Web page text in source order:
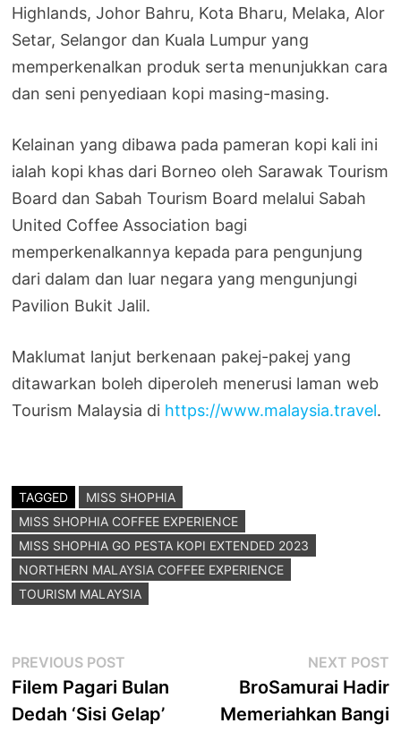
Highlands, Johor Bahru, Kota Bharu, Melaka, Alor
Setar, Selangor dan Kuala Lumpur yang
memperkenalkan produk serta menunjukkan cara
dan seni penyediaan kopi masing-masing.
Kelainan yang dibawa pada pameran kopi kali ini
ialah kopi khas dari Borneo oleh Sarawak Tourism
Board dan Sabah Tourism Board melalui Sabah
United Coffee Association bagi
memperkenalkannya kepada para pengunjung
dari dalam dan luar negara yang mengunjungi
Pavilion Bukit Jalil.
Maklumat lanjut berkenaan pakej-pakej yang
ditawarkan boleh diperoleh menerusi laman web
Tourism Malaysia di https://www.malaysia.travel.
TAGGED
MISS SHOPHIA
MISS SHOPHIA COFFEE EXPERIENCE
MISS SHOPHIA GO PESTA KOPI EXTENDED 2023
NORTHERN MALAYSIA COFFEE EXPERIENCE
TOURISM MALAYSIA
Post
navigation
PREVIOUS POST
post:
Filem Pagari Bulan
Dedah ‘Sisi Gelap’
NEXT POST
BroSamurai Hadir
Memeriahkan Bangi